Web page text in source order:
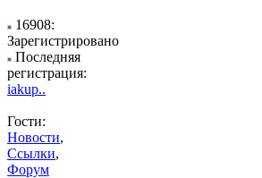
16908:
Зарегистрировано
Последняя
регистрация:
iakup..
Гости:
Новости,
Ссылки,
Форум